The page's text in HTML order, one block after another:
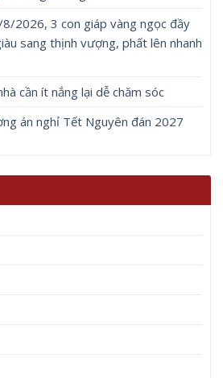
2026, 3 con giáp vàng ngọc đầy
sang thịnh vượng, phất lên nhanh
cần ít nắng lại dễ chăm sóc
án nghỉ Tết Nguyên đán 2027